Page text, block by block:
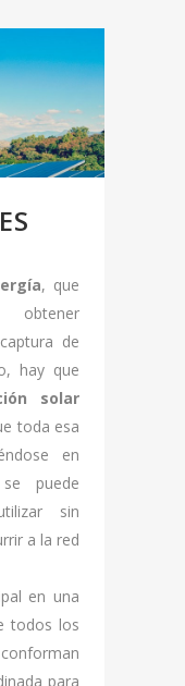
, que
obtener
de
hay que
solar
toda esa
en
puede
sin
a la red
en una
todos los
para